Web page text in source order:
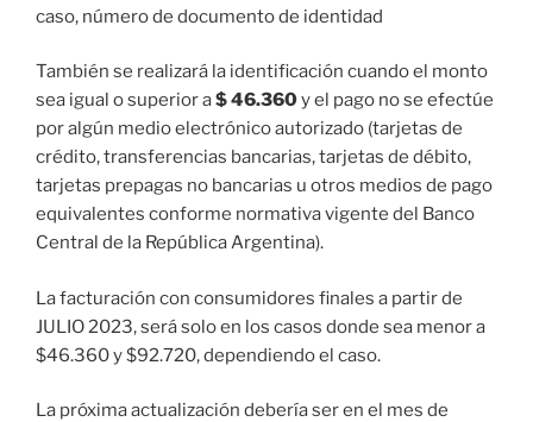
caso, número de documento de identidad
También se realizará la identificación cuando el monto
sea igual o superior a$ 46.360y el pago no se efectúe
por algún medio electrónico autorizado (tarjetas de
crédito, transferencias bancarias, tarjetas de débito,
tarjetas prepagas no bancarias u otros medios de pago
equivalentes conforme normativa vigente del Banco
Central de la República Argentina).
La facturación con consumidores finales a partir de
JULIO 2023, será solo en los casos donde sea menor a
$46.360 y $92.720, dependiendo el caso.
La próxima actualización debería ser en el mes de